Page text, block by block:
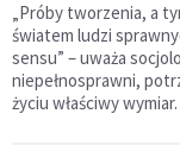
„Próby tworzenia, a
światem ludzi
sensu” – uważa
niepełnosprawni,
życiu właściwy wymiar.